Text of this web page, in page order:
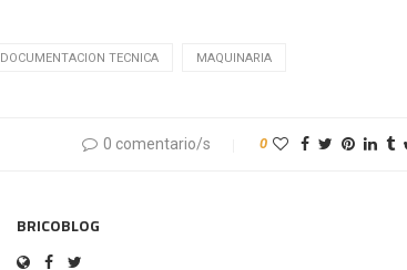
DOCUMENTACION TECNICA MAQUINARIA
0 comentario/s 0
BRICOBLOG